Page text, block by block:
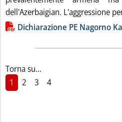
dell'Azerbaigian. L'aggressione
Lista allegati PDF alla
Dichiarazione PE Nagorno
Torna su...
1
2 3 4